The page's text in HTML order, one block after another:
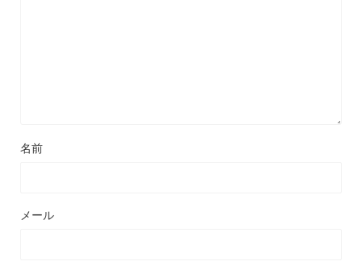
名前
メール